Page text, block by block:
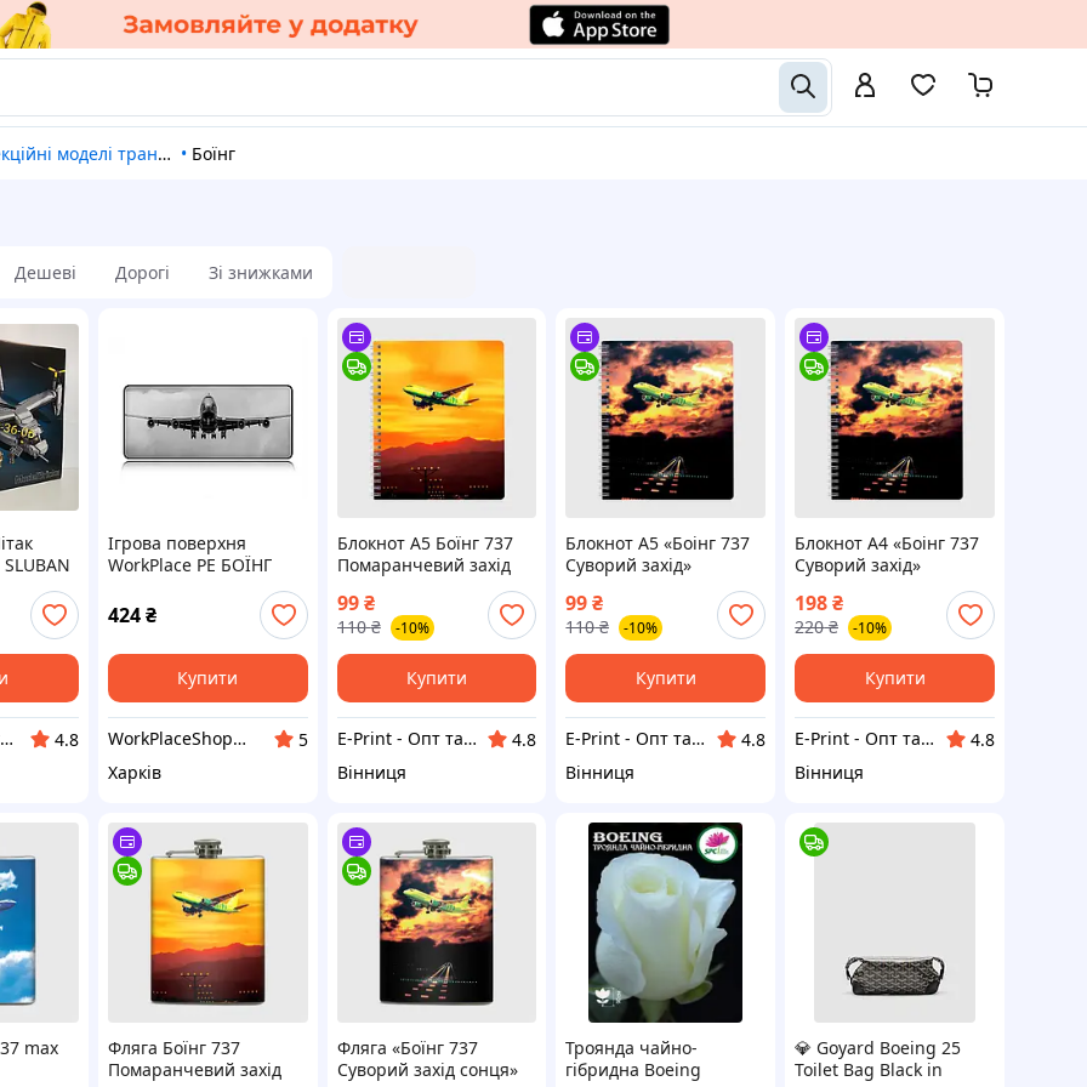
моделі транспорту • Боїнг
Дешеві Дорогі Зі знижками
Boeing
SmartsToys інтернет-магазин іграшок
4.8
Ігрова поверхня
WorkPlace PE БОЇНГ
424₴
Купити
WorkPlaceShop - Студія настільних покриттів
5
Харків
Блокнот А5 Боїнг 737
Помаранчевий захід
99 ₴
110 ₴ -10%
Купити
E-Print - Опт та Роздріб
4.8
Вінниця
Блокнот А5 «Боінг 737
Суворий захід»
99₴
110 ₴ -10%
Купити
E-Print - Опт та Роздріб
4.8
Вінниця
Блокнот А4 «Боінг 737
Суворий захід»
198₴
220 ₴ -10%
Купити
E-Print - Опт та Роздріб
4.8
Вінниця
max
Фляга Боїнг 737
Помаранчевий захід
Фляга «Боїнг 737
Суворий захід сонця»
Троянда чайно-
гібридна Boeing
💎 Goyard Boeing 25
Toilet Bag Black in